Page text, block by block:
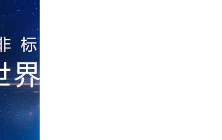
丝车/纺丝车
钢板箱
货架系统
化工行业